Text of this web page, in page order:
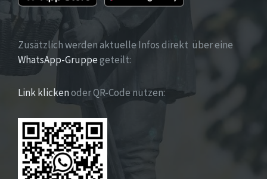
Zusätzlich werden aktuelle Infos direkt über eine
WhatsApp-Gruppegeteilt:
Link klickenoder QR-Code nutzen: